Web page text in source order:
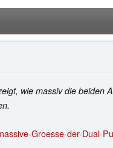
wie massiv die beiden
Groesse-der-Dual-